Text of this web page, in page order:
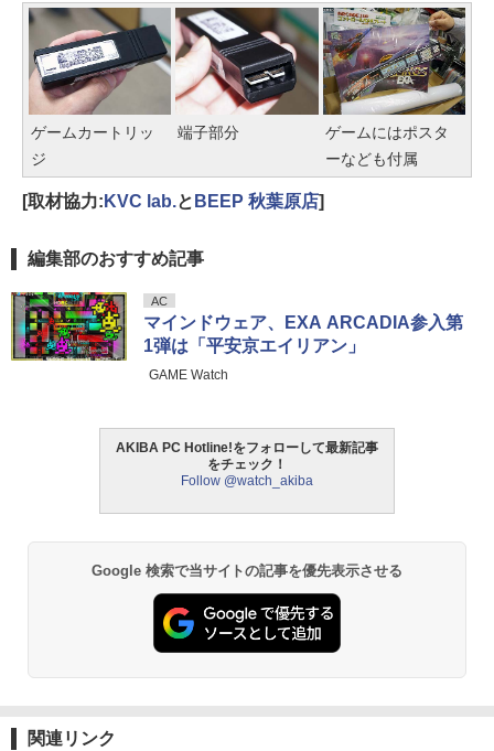
ゲームカートリッ
ジ
端子部分
ゲームにはポスタ
ーなども付属
[取材協力: KVC lab.と BEEP 秋葉原店]
編集部のおすすめ記事
AC
マインドウェア、EXA ARCADIA参入第
1弾は「平安京エイリアン」
GAME Watch
AKIBA PC Hotline!をフォローして最新記事
をチェック！
Follow @watch_akiba
Google 検索で当サイトの記事を優先表示させる
関連リンク